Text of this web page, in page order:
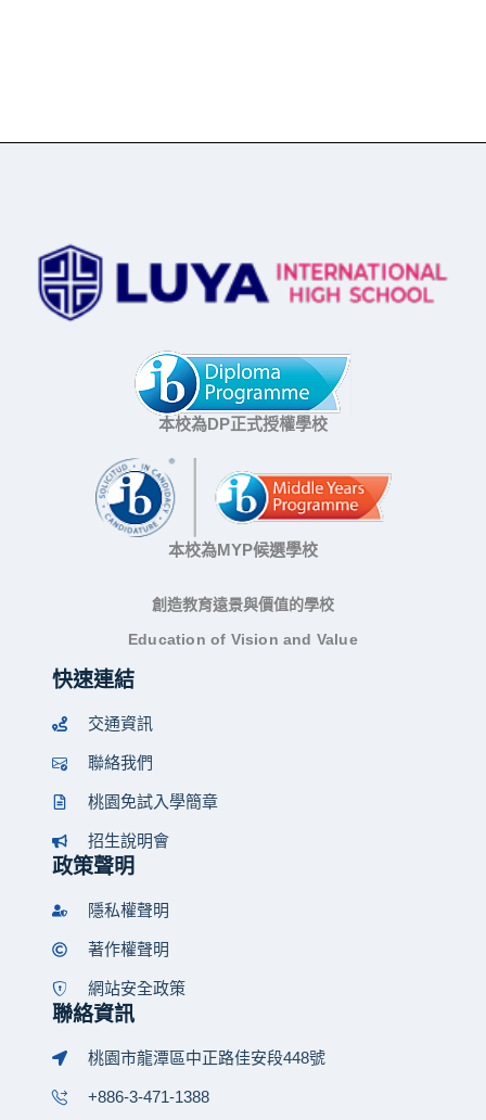
本校為DP正式授權學校
本校為MYP候選學校
創造教育遠景與價值的學校
Education of Vision and Value
快速連結
交通資訊
聯絡我們
桃園免試入學簡章
招生說明會
政策聲明
隱私權聲明
著作權聲明
網站安全政策
聯絡資訊
桃園市龍潭區中正路佳安段448號
+886-3-471-1388